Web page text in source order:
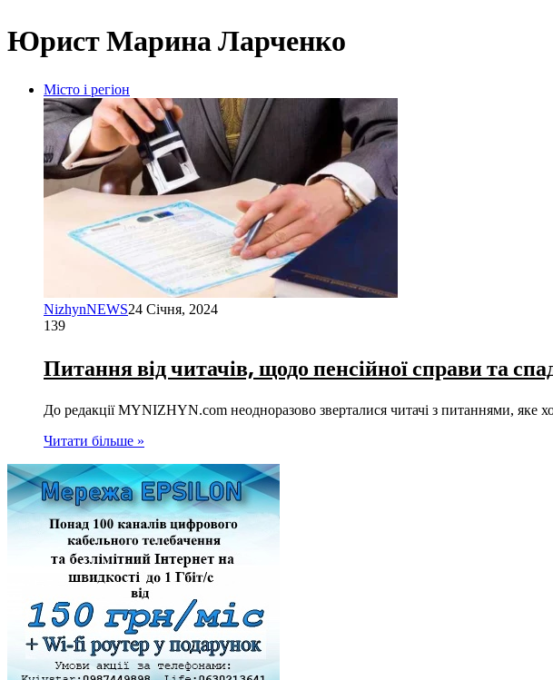
Юрист Марина Ларченко
Місто і регіон
NizhynNEWS24 Січня, 2024
139
Питання від читачів, щодо пенсійної справи та
До редакції MYNIZHYN.com неодноразово зверталися читачі з питаннями, яке
Читати більше »